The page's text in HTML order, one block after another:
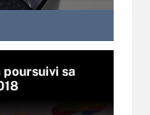
poursuivi sa